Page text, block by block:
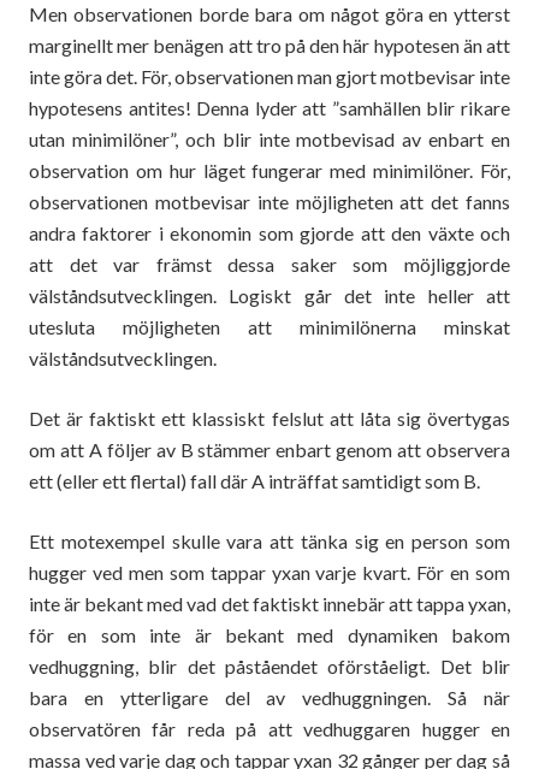
Men observationen borde bara om något göra en ytterst
marginellt mer benägen att tro på den här hypotesen än att
inte göra det. För, observationen man gjort motbevisar inte
hypotesens antites! Denna lyder att ”samhällen blir rikare
utan minimilöner”, och blir inte motbevisad av enbart en
observation om hur läget fungerar med minimilöner. För,
observationen motbevisar inte möjligheten att det fanns
andra faktorer i ekonomin som gjorde att den växte och
att det var främst dessa saker som möjliggjorde
välståndsutvecklingen. Logiskt går det inte heller att
utesluta möjligheten att minimilönerna minskat
välståndsutvecklingen.
Det är faktiskt ett klassiskt felslut att låta sig övertygas
om att A följer av B stämmer enbart genom att observera
ett (eller ett flertal) fall där A inträffat samtidigt som B.
Ett motexempel skulle vara att tänka sig en person som
hugger ved men som tappar yxan varje kvart. För en som
inte är bekant med vad det faktiskt innebär att tappa yxan,
för en som inte är bekant med dynamiken bakom
vedhuggning, blir det påståendet oförståeligt. Det blir
bara en ytterligare del av vedhuggningen. Så när
observatören får reda på att vedhuggaren hugger en
massa ved varje dag och tappar yxan 32 gånger per dag så